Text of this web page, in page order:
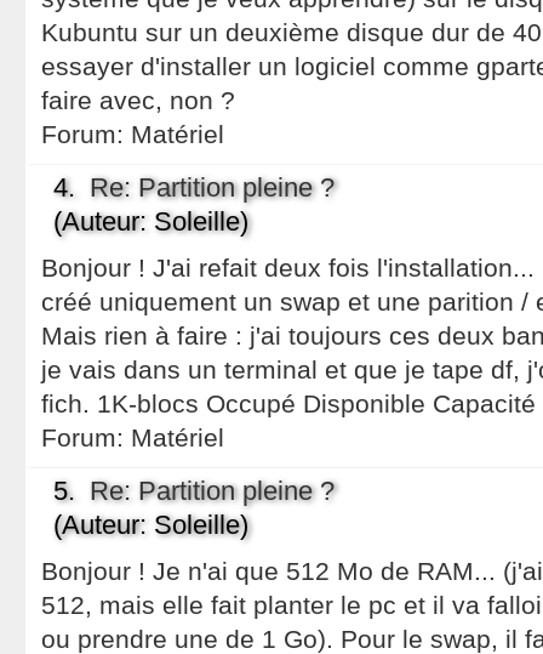
Kubuntu sur un deuxième disque dur de
essayer d'installer un logiciel comme
faire avec, non ?
Forum: Matériel
4. Re: Partition pleine ?
(Auteur: Soleille)
Bonjour ! J'ai refait deux fois
créé uniquement un swap et une parition /
Mais rien à faire : j'ai toujours ces deux
je vais dans un terminal et que je tape df,
fich. 1K-blocs Occupé Disponible
Forum: Matériel
5. Re: Partition pleine ?
(Auteur: Soleille)
Bonjour ! Je n'ai que 512 Mo de RAM...
512, mais elle fait planter le pc et il va
ou prendre une de 1 Go). Pour le swap, il